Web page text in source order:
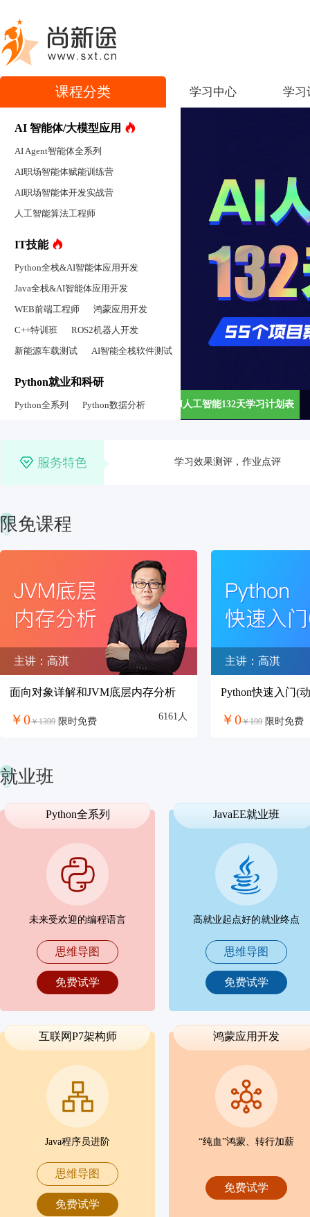
课程分类 学习中心 学习
AI 智能体/大模型应用
AI Agent智能体全系列
AI职场智能体赋能训练营
AI职场智能体开发实战营
人工智能算法工程师
IT技能
Python全栈&AI智能体应用开发
Java全栈&AI智能体应用开发
WEB前端工程师
鸿蒙应用开发
C++特训班
ROS2机器人开发
新能源车载测试
AI智能全栈软件测试
Python就业和科研
Python全系列
Python数据分析
考研全系列
考研英语
万词考研英语
职场综合提升
国家软考认证
初级 中级 高级（待上线）
AI人工智能132天学习计划表
学习效果测评，作业点评
随时有问必答，攻克技术难点
限免课程
主讲：高淇
面向对象详解和JVM底层内存分析
￥0￥1399限时免费 6161人
主讲：高淇
Python快速入门(
￥0￥199限时免费
就业班
Python全系列
未来受欢迎的编程语言
思维导图
免费试学
JavaEE就业班
高就业起点好的就业终点
思维导图
免费试学
互联网P7架构师
Java程序员进阶
思维导图
免费试学
鸿蒙应用开发
“纯血”鸿蒙、转行加薪
免费试学